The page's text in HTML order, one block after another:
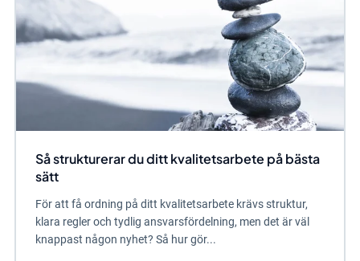
Så strukturerar du ditt kvalitetsarbete på bästa
sätt
För att få ordning på ditt kvalitetsarbete krävs struktur,
klara regler och tydlig ansvarsfördelning, men det är väl
knappast någon nyhet? Så hur gör...